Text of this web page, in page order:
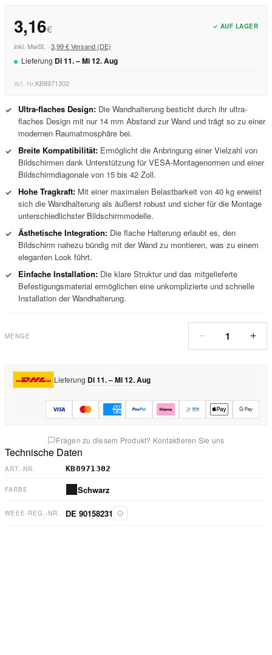
3,16€ ✓ AUF LAGER
inkl. MwSt. · 3,99 € Versand (DE)
Lieferung Di11. –Mi12.Aug
Art.-Nr.KB8971302
✓ Ultra-flaches Design: Die Wandhalterung besticht durch ihr ultra-
flaches Design mit nur 14 mm Abstand zur Wand und trägt so zu einer
modernen Raumatmosphäre bei.
✓
Breite Kompatibilität: Ermöglicht die Anbringung einer Vielzahl von
Bildschirmen dank Unterstützung für VESA-Montagenormen und einer
Bildschirmdiagonale von 15 bis 42 Zoll.
✓ Hohe Tragkraft: Mit einer maximalen Belastbarkeit von 40 kg erweist
sich die Wandhalterung als äußerst robust und sicher für die Montage
unterschiedlichster Bildschirmmodelle.
✓ Ästhetische Integration: Die flache Halterung erlaubt es, den
Bildschirm nahezu bündig mit der Wand zu montieren, was zu einem
eleganten Look führt.
✓
Einfache Installation: Die klare Struktur und das mitgelieferte
Befestigungsmaterial ermöglichen eine unkomplizierte und schnelle
Installation der Wandhalterung.
MENGE − 1 +
Lieferung Di 11. – Mi 12. Aug
Fragen zu diesem Produkt? Kontaktieren Sie uns
Technische Daten
ART.-NR. KB8971302
FARBE Schwarz
WEEE-REG.-NR. DE 90158231